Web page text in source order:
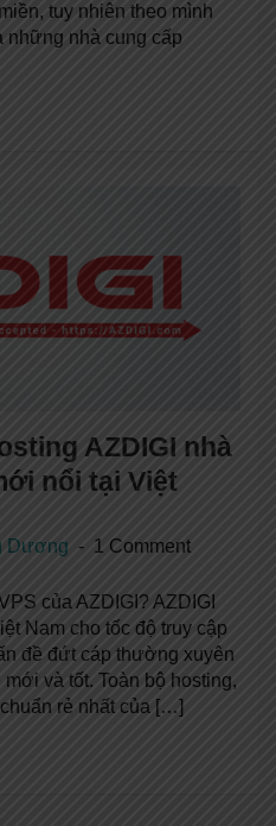
tuy nhiên theo mình
những nhà cung cấp
AZDIGI nhà
nổi tại Việt
Dương 1 Comment
của AZDIGI? AZDIGI
Nam cho tốc độ truy cập
đề đứt cáp thường xuyên
và tốt. Toàn bộ hosting,
rẻ nhất của […]